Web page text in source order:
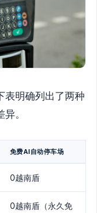
表明确列出了两种
。
免费AI自动停车场
0越南盾
0越南盾（永久免